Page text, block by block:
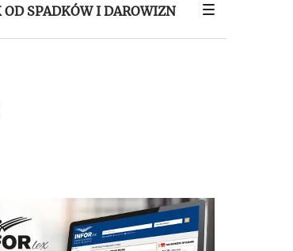
OD SPADKÓW I DAROWIZN